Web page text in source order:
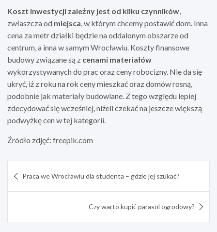
Koszt inwestycji zależny jest od kilku czynników,
zwłaszcza od miejsca, w którym chcemy postawić dom. Inna
cena za metr działki będzie na oddalonym obszarze od
centrum, a inna w samym Wrocławiu. Koszty finansowe
budowy związane są z cenami materiałów
wykorzystywanych do prac oraz ceny robocizny. Nie da się
ukryć, iż z roku na rok ceny mieszkać oraz domów rosną,
podobnie jak materiały budowlane. Z tego względu lepiej
zdecydować się wcześniej, niżeli czekać na jeszcze większą
podwyżkę cen w tej kategorii.
Źródło zdjęć: freepik.com
wpisu
Praca we Wrocławiu dla studenta – gdzie jej szukać?
Czy warto kupić parasol ogrodowy?